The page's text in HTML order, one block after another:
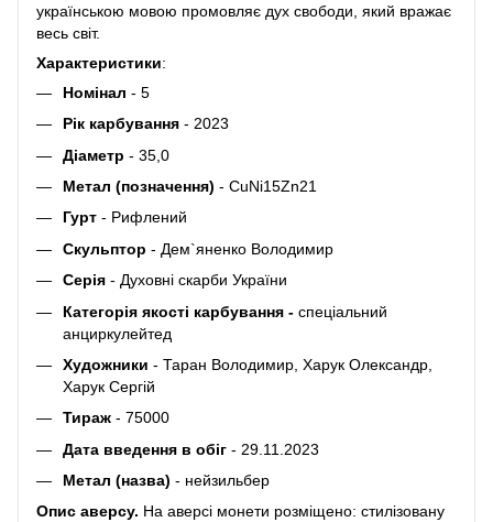
українською мовою промовляє дух свободи, який вражає
весь світ.
Характеристики:
Номінал - 5
Рік карбування - 2023
Діаметр - 35,0
Метал (позначення) - СuNi15Zn21
Гурт - Рифлений
Скульптор - Дем`яненко Володимир
Серія - Духовні скарби України
Категорія якості карбування - спеціальний
анциркулейтед
Художники - Таран Володимир, Харук Олександр,
Харук Сергій
Тираж - 75000
Дата введення в обіг - 29.11.2023
Метал (назва) - нейзильбер
Опис аверсу. На аверсі монети розміщено: стилізовану